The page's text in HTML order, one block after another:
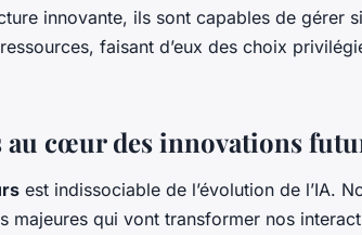
innovante, ils sont capables de gérer
faisant d’eux des choix
au cœur des innovations
est indissociable de l’évolution de l’IA.
majeures qui vont transformer nos